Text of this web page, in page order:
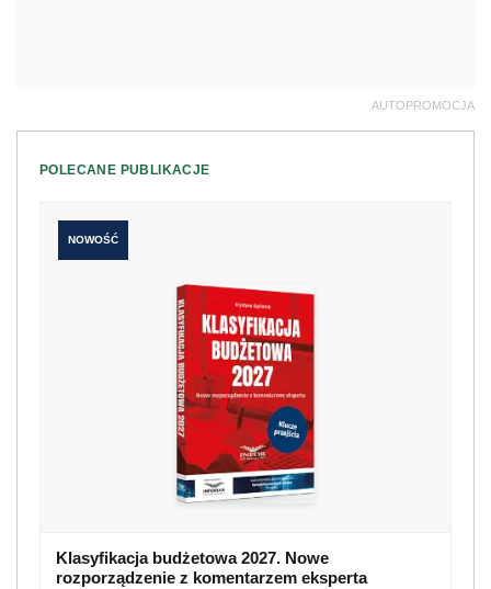
AUTOPROMOCJA
POLECANE PUBLIKACJE
NOWOŚĆ
Klasyfikacja budżetowa 2027. Nowe
rozporządzenie z komentarzem eksperta